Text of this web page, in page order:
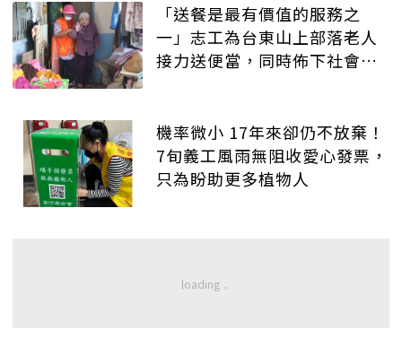
「送餐是最有價值的服務之
一」志工為台東山上部落老人
接力送便當，同時佈下社會安
機率微小 17年來卻仍不放棄！
7旬義工風雨無阻收愛心發票，
只為盼助更多植物人